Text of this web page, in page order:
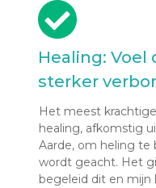
Healing: Voel
sterker
Het meest
healing, afkomstig
Aarde, om heling te
wordt geacht. Het
begeleid dit en mijn